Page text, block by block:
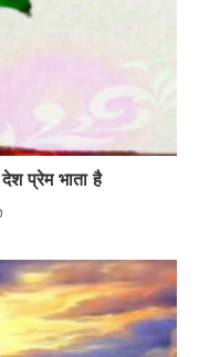
प्रेम भाता है